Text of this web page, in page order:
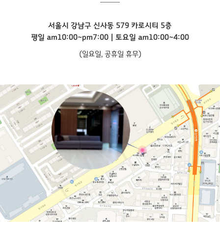
서울시 강남구 신사동 579 카로시티 5층
평일 am10:00~pm7:00 | 토요일 am10:00~4:00
(일요일, 공휴일 휴무)